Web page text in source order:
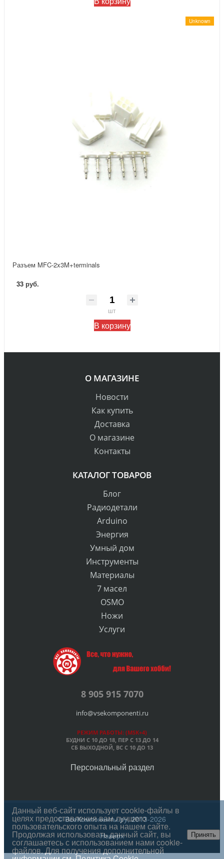
Unknown
Разъем MFC-2x3M+terminals
33 руб.
шт
В корзину
О МАГАЗИНЕ
Новости
Как купить
Доставка
О магазине
Контакты
КАТАЛОГ ТОВАРОВ
Блог
Радиодетали
Arduino
Энергия
Умный дом
Инструменты
Материалы
7 масел
OSMO
Ножи
Услуги
8 905 915 7070
info@vsekomponenti.ru
РЕЖИМ РАБОТЫ: (MSK+4)
БУДНИ С 10 ДО 18, ПЕРС 13 ДО 14
СБ ВЫХОДНОЙ, ВС С 10 ДО 13
Персональный раздел
© ВсеКомпоненты.ру, 2013-2026
Наверх
Данный веб-сайт использует cookie-файлы в
целях предоставления вам лучшего
пользовательского опыта на нашем сайте.
Продолжая использовать данный сайт, вы
соглашаетесь с использованием нами cookie-
файлов. Для получения дополнительной
Принять